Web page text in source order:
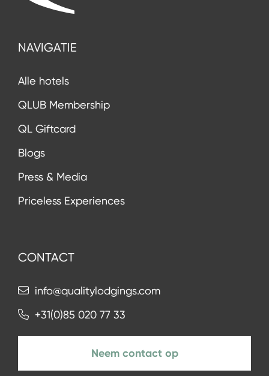
NAVIGATIE
Alle hotels
QLUB Membership
QL Giftcard
Blogs
Press & Media
Priceless Experiences
CONTACT
info@qualitylodgings.com
+31(0)85 020 77 33
Neem contact op